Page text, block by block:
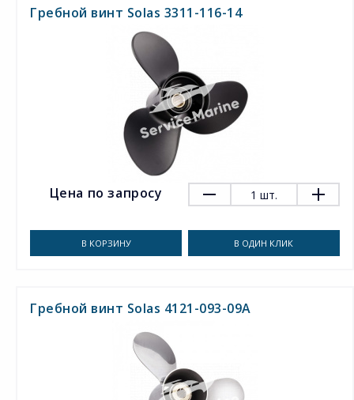
Гребной винт Solas 3311-116-14
Цена по запросу 1 шт.
В КОРЗИНУ В ОДИН КЛИК
Гребной винт Solas 4121-093-09A